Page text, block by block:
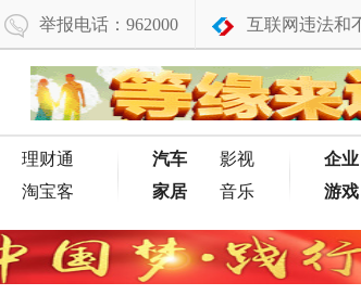
举报电话：962000 互联网违法和
理财通
淘宝客
汽车
影视
家居
音乐
企业
游戏